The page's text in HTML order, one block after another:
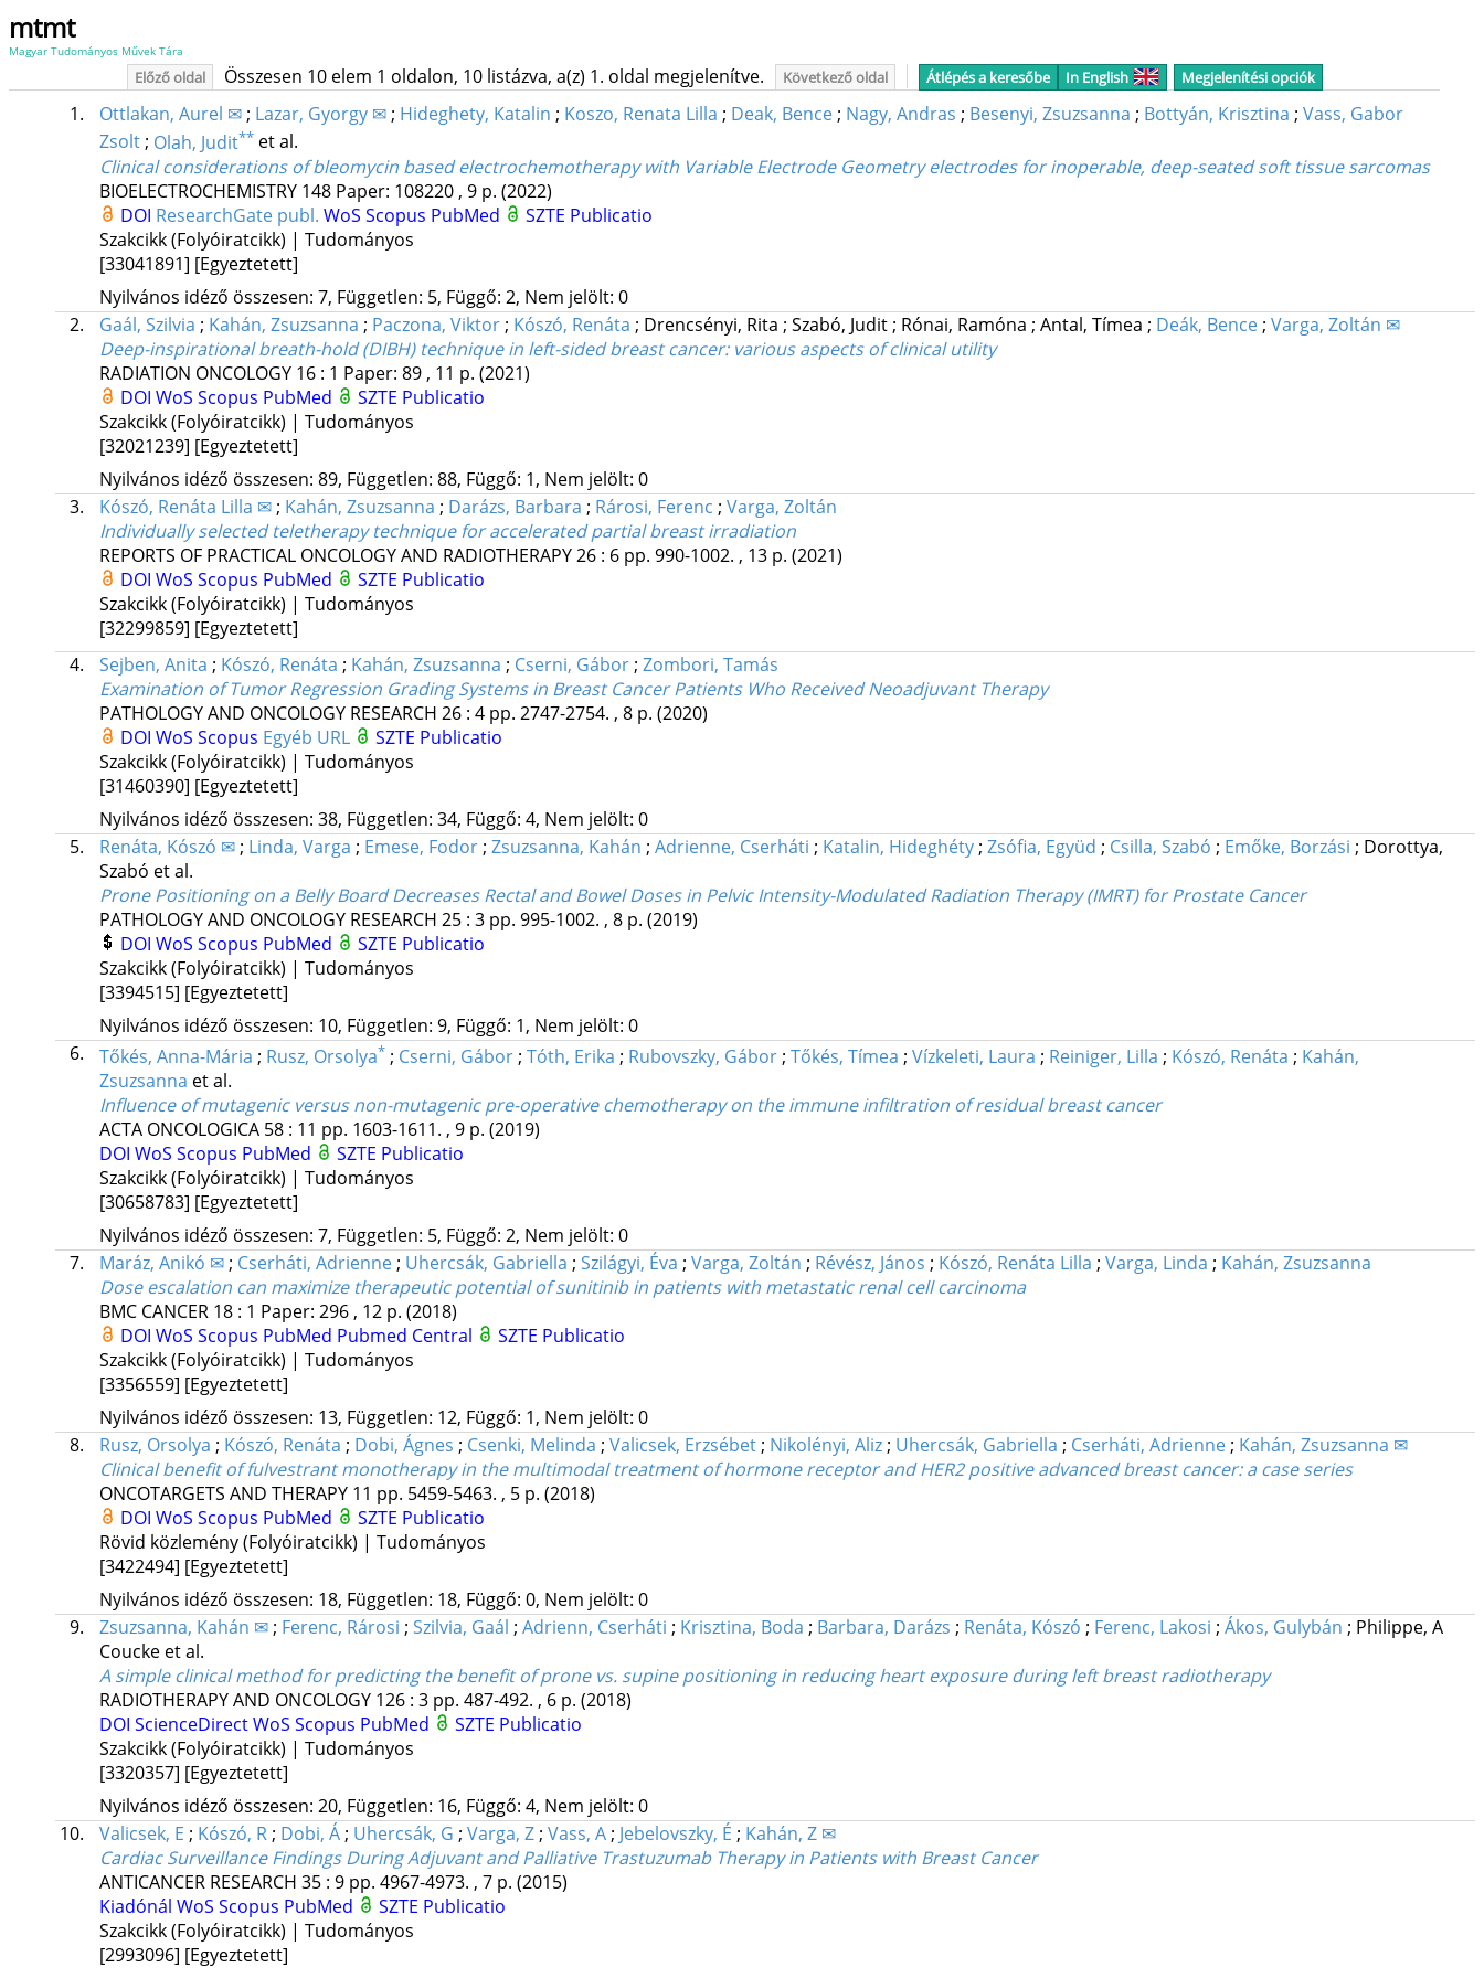
mtmt
Magyar Tudományos Művek Tára
Előző oldal Összesen 10 elem 1 oldalon, 10 listázva, a(z) 1. oldal megjelenítve. Következő oldal Átlépés a keresőbe In English Megjelenítési opciók
1. Ottlakan, Aurel ✉; Lazar, Gyorgy ✉; Hideghety, Katalin ; Koszo, Renata Lilla ; Deak, Bence; Nagy, Andras ; Besenyi, Zsuzsanna ; Bottyán, Krisztina ; Vass, Gabor
Zsolt; Olah, Judit** et al.
Clinical considerations of bleomycin based electrochemotherapy with Variable Electrode Geometry electrodes for inoperable, deep-seated soft tissue sarcomas
BIOELECTROCHEMISTRY 148 Paper: 108220 , 9 p. (2022)
DOI ResearchGate publ. WoS Scopus PubMed
SZTE Publicatio
Szakcikk (Folyóiratcikk) | Tudományos
[33041891] [Egyeztetett]
Nyilvános idéző összesen: 7, Független: 5, Függő: 2, Nem jelölt: 0
2.
Gaál, Szilvia ; Kahán, Zsuzsanna ; Paczona, Viktor ; Kószó, Renáta ; Drencsényi, Rita ; Szabó, Judit ; Rónai, Ramóna ; Antal, Tímea ; Deák, Bence ; Varga, Zoltán ✉
Deep-inspirational breath-hold (DIBH) technique in left-sided breast cancer: various aspects of clinical utility
RADIATION ONCOLOGY 16: 1 Paper: 89 , 11 p. (2021)
DOI WoS Scopus PubMed
SZTE Publicatio
Szakcikk (Folyóiratcikk) | Tudományos
[32021239] [Egyeztetett]
Nyilvános idéző összesen: 89, Független: 88, Függő: 1, Nem jelölt: 0
3.
Kószó, Renáta Lilla ✉ ; Kahán, Zsuzsanna ; Darázs, Barbara ; Rárosi, Ferenc ; Varga, Zoltán
Individually selected teletherapy technique for accelerated partial breast irradiation
REPORTS OF PRACTICAL ONCOLOGY AND RADIOTHERAPY26: 6 pp. 990-1002. , 13 p. (2021)
DOI WoS Scopus PubMed
SZTE Publicatio
Szakcikk (Folyóiratcikk) | Tudományos
[32299859] [Egyeztetett]
4.
Sejben, Anita ; Kószó, Renáta ; Kahán, Zsuzsanna ; Cserni, Gábor ; Zombori, Tamás
Examination of Tumor Regression Grading Systems in Breast Cancer Patients Who Received Neoadjuvant Therapy
PATHOLOGY AND ONCOLOGY RESEARCH 26: 4 pp. 2747-2754. , 8 p. (2020)
DOI WoS Scopus Egyéb URL
SZTE Publicatio
Szakcikk (Folyóiratcikk) | Tudományos
[31460390] [Egyeztetett]
Nyilvános idéző összesen: 38, Független: 34, Függő: 4, Nem jelölt: 0
5.
Renáta, Kószó ✉ ; Linda, Varga ; Emese, Fodor ; Zsuzsanna, Kahán ; Adrienne, Cserháti ; Katalin, Hideghéty ; Zsófia, Együd ; Csilla, Szabó ; Emőke, Borzási ; Dorottya,
Szabó et al.
Prone Positioning on a Belly Board Decreases Rectal and Bowel Doses in Pelvic Intensity-Modulated Radiation Therapy (IMRT) for Prostate Cancer
PATHOLOGY AND ONCOLOGY RESEARCH 25: 3 pp. 995-1002. , 8 p. (2019)
DOI WoS Scopus PubMed
SZTE Publicatio
Szakcikk (Folyóiratcikk) | Tudományos
[3394515] [Egyeztetett]
Nyilvános idéző összesen: 10, Független: 9, Függő: 1, Nem jelölt: 0
6.
Tőkés, Anna-Mária ; Rusz, Orsolya* ; Cserni, Gábor ; Tóth, Erika ; Rubovszky, Gábor ; Tőkés, Tímea ; Vízkeleti, Laura ; Reiniger, Lilla ; Kószó, Renáta ; Kahán,
Zsuzsanna et al.
Influence of mutagenic versus non-mutagenic pre-operative chemotherapy on the immune infiltration of residual breast cancer
ACTA ONCOLOGICA 58: 11 pp. 1603-1611. , 9 p. (2019)
DOI WoS Scopus PubMed
SZTE Publicatio
Szakcikk (Folyóiratcikk) | Tudományos
[30658783] [Egyeztetett]
Nyilvános idéző összesen: 7, Független: 5, Függő: 2, Nem jelölt: 0
7.
Maráz, Anikó ✉ ; Cserháti, Adrienne ; Uhercsák, Gabriella ; Szilágyi, Éva ; Varga, Zoltán ; Révész, János ; Kószó, Renáta Lilla ; Varga, Linda ; Kahán, Zsuzsanna
Dose escalation can maximize therapeutic potential of sunitinib in patients with metastatic renal cell carcinoma
BMC CANCER 18: 1 Paper: 296 , 12 p. (2018)
DOI WoS Scopus PubMed Pubmed Central
SZTE Publicatio
Szakcikk (Folyóiratcikk) | Tudományos
[3356559] [Egyeztetett]
Nyilvános idéző összesen: 13, Független: 12, Függő: 1, Nem jelölt: 0
8.
Rusz, Orsolya ; Kószó, Renáta ; Dobi, Ágnes ; Csenki, Melinda ; Valicsek, Erzsébet ; Nikolényi, Aliz ; Uhercsák, Gabriella ; Cserháti, Adrienne ; Kahán, Zsuzsanna ✉
Clinical benefit of fulvestrant monotherapy in the multimodal treatment of hormone receptor and HER2 positive advanced breast cancer: a case series
ONCOTARGETS AND THERAPY 11 pp. 5459-5463. , 5 p. (2018)
DOI WoS Scopus PubMed
SZTE Publicatio
Rövid közlemény (Folyóiratcikk) | Tudományos
[3422494] [Egyeztetett]
Nyilvános idéző összesen: 18, Független: 18, Függő: 0, Nem jelölt: 0
9.
Zsuzsanna, Kahán ✉ ; Ferenc, Rárosi ; Szilvia, Gaál ; Adrienn, Cserháti ; Krisztina, Boda ; Barbara, Darázs ; Renáta, Kószó ; Ferenc, Lakosi ; Ákos, Gulybán ; Philippe, A
Coucke et al.
A simple clinical method for predicting the benefit of prone vs. supine positioning in reducing heart exposure during left breast radiotherapy
RADIOTHERAPY AND ONCOLOGY 126: 3 pp. 487-492. , 6 p. (2018)
DOI ScienceDirectWoS Scopus PubMed
SZTE Publicatio
Szakcikk (Folyóiratcikk) | Tudományos
[3320357] [Egyeztetett]
Nyilvános idéző összesen: 20, Független: 16, Függő: 4, Nem jelölt: 0
10.
Valicsek, E ; Kószó, R ; Dobi, Á ; Uhercsák, G ; Varga, Z ; Vass, A ; Jebelovszky, É ; Kahán, Z ✉
Cardiac Surveillance Findings During Adjuvant and Palliative Trastuzumab Therapy in Patients with Breast Cancer
ANTICANCER RESEARCH 35: 9 pp. 4967-4973. , 7 p. (2015)
Kiadónál WoS Scopus PubMed
SZTE Publicatio
Szakcikk (Folyóiratcikk) | Tudományos
[2993096] [Egyeztetett]